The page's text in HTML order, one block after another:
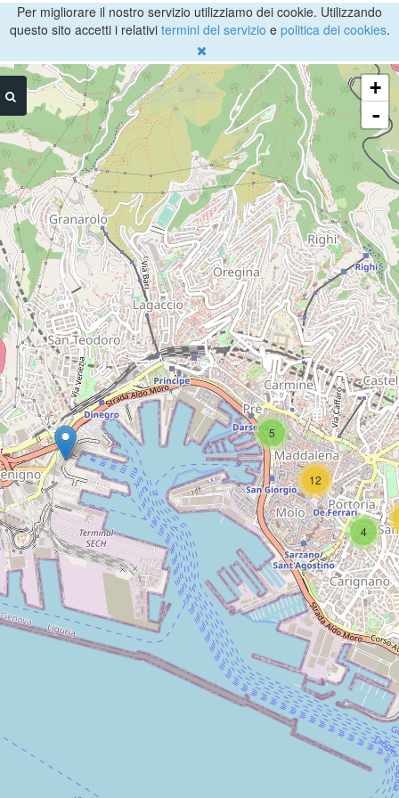
Per migliorare il nostro servizio utilizziamo dei cookie. Utilizzando
questo sito accetti i relativi termini del servizio e politica dei cookies.
4
12
5
+
-